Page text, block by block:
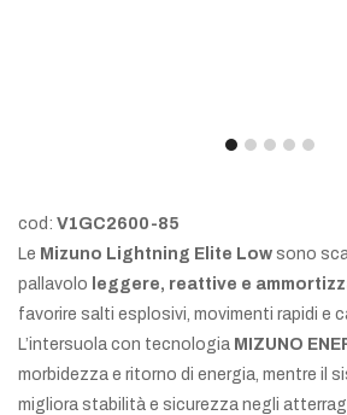
cod: V1GC2600-85
Le Mizuno Lightning Elite Low sono
pallavolo leggere, reattive e
favorire salti esplosivi, movimenti rapidi e
L’intersuola con tecnologia MIZUNO
morbidezza e ritorno di energia, mentre il
migliora stabilità e sicurezza negli